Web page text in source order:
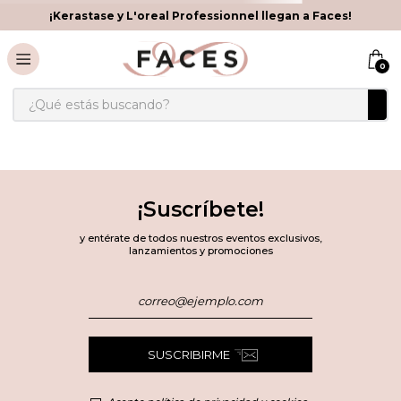
¡Kerastase y L'oreal Professionnel llegan a Faces!
0
¿Qué estás buscando?
¡Suscríbete!
y entérate de todos nuestros eventos exclusivos,
lanzamientos y promociones
SUSCRIBIRME